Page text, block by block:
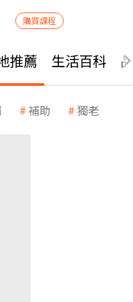
購買課程
推薦 生活百科
補助 獨老